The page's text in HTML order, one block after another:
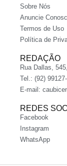
Sobre Nós
Anuncie
Termos de Uso
Política de
REDAÇÃO
Rua Dallas,
Tel.: (92)
E-mail:
REDES
Facebook
Instagram
WhatsApp